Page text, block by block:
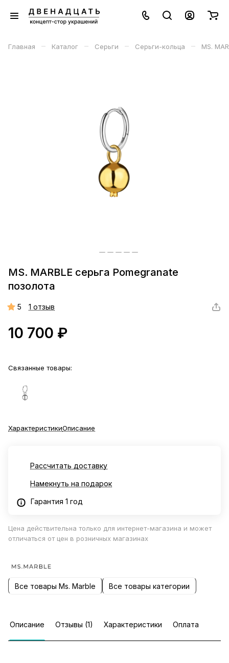
Главная – Каталог – Серьги – Серьги-кольца – MS.
MS. MARBLE серьга Pomegranate
позолота
5 1 отзыв
10 700 ₽
Связанные товары:
ХарактеристикиОписание
Рассчитать доставку
Намекнуть на подарок
Гарантия 1 год
Цена действительна только для интернет-магазина и может
отличаться от цен в розничных магазинах
Все товары Ms. Marble Все товары категории
Описание Отзывы (1) Характеристики Оплата